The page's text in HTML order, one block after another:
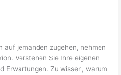
auf jemanden zugehen, nehmen
Verstehen Sie Ihre eigenen
Erwartungen. Zu wissen, warum